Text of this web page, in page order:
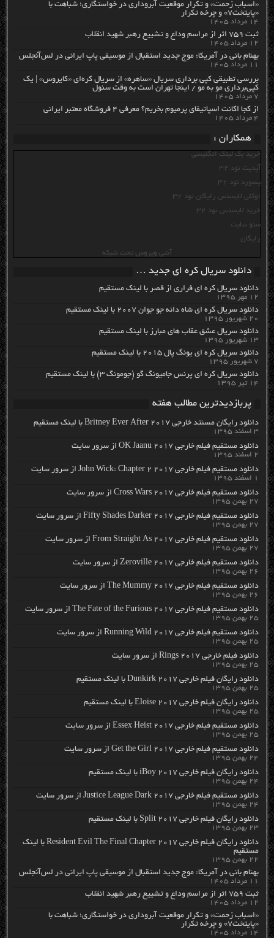
«اسباب زحمت» و تکرار موقعیت آبروداری در خواستگاری؛ شباهت با
«پایتخت۷» و چرخه تکرار
۱۴ مرداد ۱۴۰۵
ثبت ۷۵۹ اثر از مراسم وداع و تشییع رهبر شهید انقلاب
۱۲ مرداد ۱۴۰۵
بهنام بانی در آمریکا: موج جدید استقبال از موسیقی پاپ ایرانی در لس‌آنجلس
۱۱ مرداد ۱۴۰۵
بررسی تطبیقی کپی برداری سریال «ساهره» از سریال کره‌ای «کایروس» | یک
کپی‌برداری مو به مو / اینجا تهران است به وقت سئول
۷ مرداد ۱۴۰۵
از کجا اکانت اسپاتیفای پرمیوم بخریم؟ معرفی ۴ فروشگاه معتبر ایرانی
۴ مرداد ۱۴۰۵
همکاران :
خرید بک لینک انگلیسی
آپدیت نود 32
پسورد نود 32
اوکلی لایسنس رایگان نود 32
خرید لایسنس نود 32
سئو سایت
رایگان
آنتی ویروس تحت شبکه
دانلود سریال کره ای جدید …
دانلود سریال کره ای فراری از قصر با لینک مستقیم
۱۲ مهر ۱۳۹۵
دانلود سریال کره ای شاه دائه جو جوان ۲۰۰۷ با لینک مستقیم
۲۰ شهریور ۱۳۹۵
دانلود سریال عشق عقاب های مبارز با لینک مستقیم
۱۳ شهریور ۱۳۹۵
دانلود سریال کره ای یونگ پال ۲۰۱۵ با لینک مستقیم
۷ شهریور ۱۳۹۵
دانلود سریال کره ای پرنس جامیونگ گو (جومونگ ۳) با لینک مستقیم
۱۴ تیر ۱۳۹۵
پربازدیدترین مطالب هفته
دانلود رایگان مسنتد خارجی Britney Ever After 2017 با لینک مستقیم
۳ اسفند ۱۳۹۵
دانلود مستقیم فیلم خارجی OK Jaanu 2017 از سرور سایت
۲ اسفند ۱۳۹۵
دانلود مستقیم فیلم خارجی John Wick: Chapter 2 2017 از سرور سایت
۱ اسفند ۱۳۹۵
دانلود مستقیم فیلم خارجی Cross Wars 2017 از سرور سایت
۲۷ بهمن ۱۳۹۵
دانلود مستقیم فیلم خارجی Fifty Shades Darker 2017 از سرور سایت
۲۷ بهمن ۱۳۹۵
دانلود مستقیم فیلم خارجی From Straight As 2017 از سرور سایت
۲۷ بهمن ۱۳۹۵
دانلود مستقیم فیلم خارجی Zeroville 2017 از سرور سایت
۲۶ بهمن ۱۳۹۵
دانلود مستقیم فیلم خارجی The Mummy 2017 از سرور سایت
۲۶ بهمن ۱۳۹۵
دانلود مستقیم فیلم خارجی The Fate of the Furious 2017 از سرور سایت
۲۵ بهمن ۱۳۹۵
دانلود مستقیم فیلم خارجی Running Wild 2017 از سرور سایت
۲۵ بهمن ۱۳۹۵
دانلود فیلم خارجی Rings 2017 از سرور سایت
۲۵ بهمن ۱۳۹۵
دانلود رایگان فیلم خارجی Dunkirk 2017 با لینک مستقیم
۲۵ بهمن ۱۳۹۵
دانلود رایگان فیلم خارجی Eloise 2017 با لینک مستقیم
۲۵ بهمن ۱۳۹۵
دانلود مستقیم فیلم خارجی Essex Heist 2017 از سرور سایت
۲۵ بهمن ۱۳۹۵
دانلود مستقیم فیلم خارجی Get the Girl 2017 از سرور سایت
۲۴ بهمن ۱۳۹۵
دانلود رایگان فیلم خارجی iBoy 2017 با لینک مستقیم
۲۴ بهمن ۱۳۹۵
دانلود مستقیم فیلم خارجی Justice League Dark 2017 از سرور سایت
۲۴ بهمن ۱۳۹۵
دانلود رایگان فیلم خارجی Split 2017 با لینک مستقیم
۲۳ بهمن ۱۳۹۵
دانلود رایگان فیلم خارجی Resident Evil The Final Chapter 2017 با لینک
مستقیم
۲۲ بهمن ۱۳۹۵
بهنام بانی در آمریکا: موج جدید استقبال از موسیقی پاپ ایرانی در لس‌آنجلس
۱۱ مرداد ۱۴۰۵
ثبت ۷۵۹ اثر از مراسم وداع و تشییع رهبر شهید انقلاب
۱۲ مرداد ۱۴۰۵
«اسباب زحمت» و تکرار موقعیت آبروداری در خواستگاری؛ شباهت با
«پایتخت۷» و چرخه تکرار
۱۴ مرداد ۱۴۰۵